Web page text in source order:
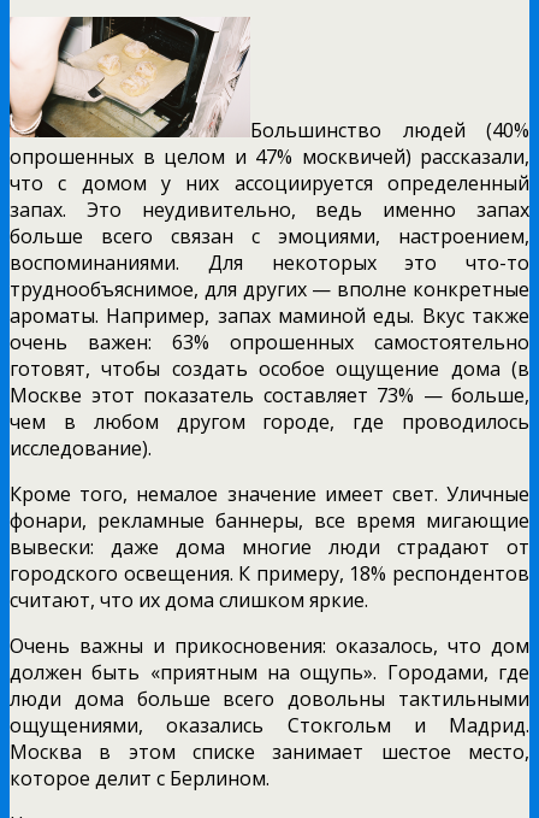
Большинство людей (40%
опрошенных в целом и 47% москвичей) рассказали,
что с домом у них ассоциируется определенный
запах. Это неудивительно, ведь именно запах
больше всего связан с эмоциями, настроением,
воспоминаниями. Для некоторых это что-то
труднообъяснимое, для других — вполне конкретные
ароматы. Например, запах маминой еды. Вкус также
очень важен: 63% опрошенных самостоятельно
готовят, чтобы создать особое ощущение дома (в
Москве этот показатель составляет 73% — больше,
чем в любом другом городе, где проводилось
исследование).
Кроме того, немалое значение имеет свет. Уличные
фонари, рекламные баннеры, все время мигающие
вывески: даже дома многие люди страдают от
городского освещения. К примеру, 18% респондентов
считают, что их дома слишком яркие.
Очень важны и прикосновения: оказалось, что дом
должен быть «приятным на ощупь». Городами, где
люди дома больше всего довольны тактильными
ощущениями, оказались Стокгольм и Мадрид.
Москва в этом списке занимает шестое место,
которое делит с Берлином.